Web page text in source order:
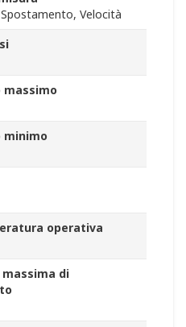
Velocità
massimo
minimo
operativa
di